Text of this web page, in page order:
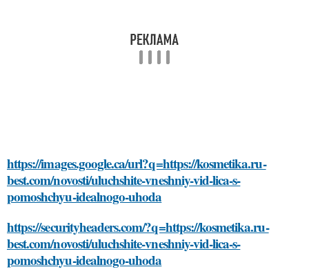
https://images.google.ca/url?q=https://kosmetika.ru-
best.com/novosti/uluchshite-vneshniy-vid-lica-s-
pomoshchyu-idealnogo-uhoda
https://securityheaders.com/?q=https://kosmetika.ru-
best.com/novosti/uluchshite-vneshniy-vid-lica-s-
pomoshchyu-idealnogo-uhoda